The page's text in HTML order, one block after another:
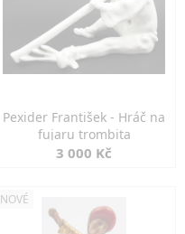
Pexider František - Hráč na
fujaru trombita
3 000 Kč
NOVÉ